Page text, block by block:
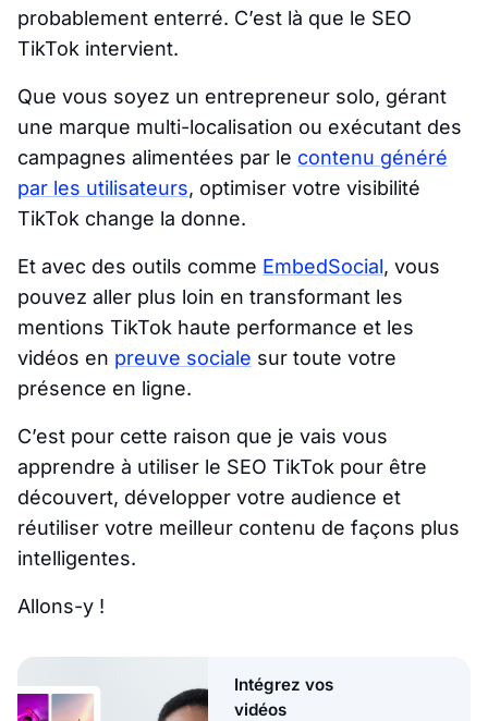
probablement enterré. C’est là que le SEO
TikTok intervient.
Que vous soyez un entrepreneur solo, gérant
une marque multi-localisation ou exécutant des
campagnes alimentées par le contenu généré
par les utilisateurs, optimiser votre visibilité
TikTok change la donne.
Et avec des outils comme EmbedSocial, vous
pouvez aller plus loin en transformant les
mentions TikTok haute performance et les
vidéos en preuve sociale sur toute votre
présence en ligne.
C’est pour cette raison que je vais vous
apprendre à utiliser le SEO TikTok pour être
découvert, développer votre audience et
réutiliser votre meilleur contenu de façons plus
intelligentes.
Allons-y !
Intégrez vos
vidéos